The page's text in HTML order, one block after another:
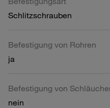
Schlitzschrauben
Befestigung von Rohren
ja
Befestigung von
nein